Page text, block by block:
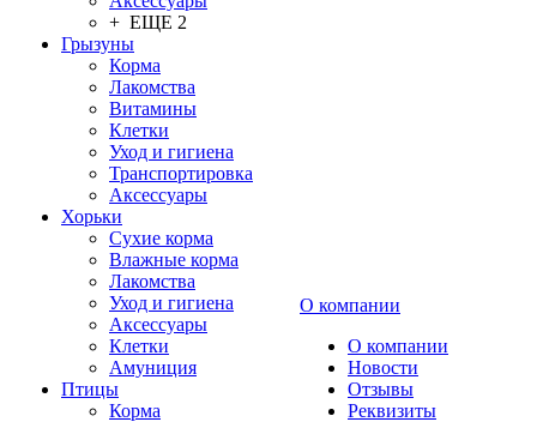
+ ЕЩЕ 2
Грызуны
Корма
Лакомства
Витамины
Клетки
Уход и гигиена
Транспортировка
Аксессуары
Хорьки
Сухие корма
Влажные корма
Лакомства
Уход и гигиена
Аксессуары
Клетки
Амуниция
Птицы
Корма
О компании
О компании
Новости
Отзывы
Реквизиты